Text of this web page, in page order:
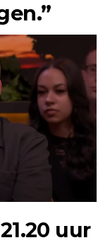
uur